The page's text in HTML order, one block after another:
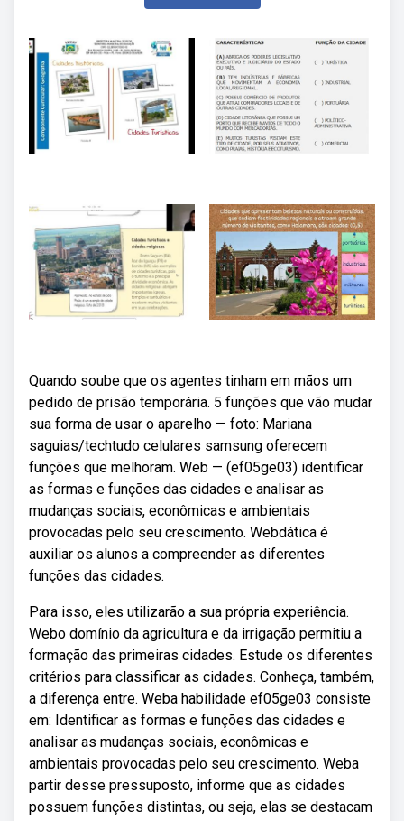
Quando soube que os agentes tinham em mãos um
pedido de prisão temporária. 5 funções que vão mudar
sua forma de usar o aparelho — foto: Mariana
saguias/techtudo celulares samsung oferecem
funções que melhoram. Web — (ef05ge03) identificar
as formas e funções das cidades e analisar as
mudanças sociais, econômicas e ambientais
provocadas pelo seu crescimento. Webdática é
auxiliar os alunos a compreender as diferentes
funções das cidades.
Para isso, eles utilizarão a sua própria experiência.
Webo domínio da agricultura e da irrigação permitiu a
formação das primeiras cidades. Estude os diferentes
critérios para classificar as cidades. Conheça, também,
a diferença entre. Weba habilidade ef05ge03 consiste
em: Identificar as formas e funções das cidades e
analisar as mudanças sociais, econômicas e
ambientais provocadas pelo seu crescimento. Weba
partir desse pressuposto, informe que as cidades
possuem funções distintas, ou seja, elas se destacam